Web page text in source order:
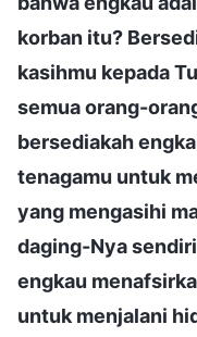
korban itu?
kasihmu kepada
semua orang-
bersediakah
tenagamu untuk
yang mengasihi
daging-Nya
engkau
untuk menjalani